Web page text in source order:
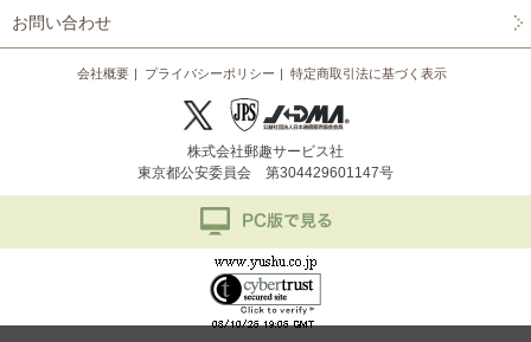
お問い合わせ
会社概要 プライバシーポリシー 特定商取引法に基づく表示
株式会社郵趣サービス社
東京都公安委員会 第304429601147号